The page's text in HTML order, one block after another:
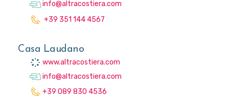
info@altracostiera.com
+39 351 144 4567
Casa Laudano
www.altracostiera.com
info@altracostiera.com
+39 089 830 4536